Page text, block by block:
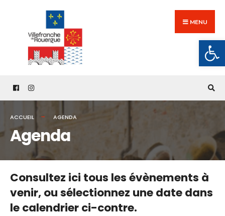
content
MENU
ACCUEIL AGENDA
Agenda
Consultez ici tous les évènements à
venir,ou sélectionnez une date dans
le calendrier ci-contre.